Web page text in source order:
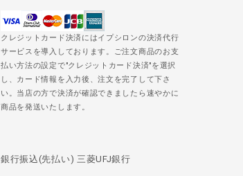
クレジットカード決済にはイプシロンの決済代行
サービスを導入しております。ご注文商品のお支
払い方法の設定で"クレジットカード決済"を選択
し、カード情報を入力後、注文を完了して下さ
い。当店の方で決済が確認できましたら速やかに
商品を発送いたします。
銀行振込(先払い) 三菱UFJ銀行